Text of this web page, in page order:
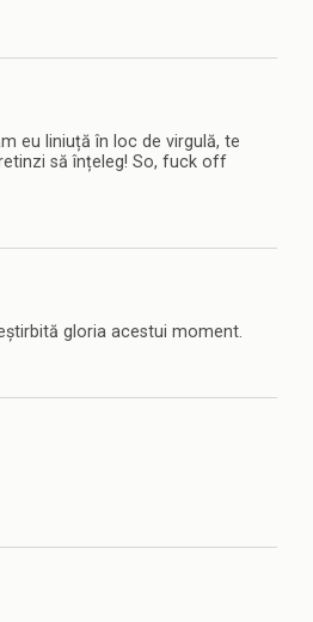
eu liniuță în loc de virgulă, te
să înțeleg! So, fuck off
gloria acestui moment.